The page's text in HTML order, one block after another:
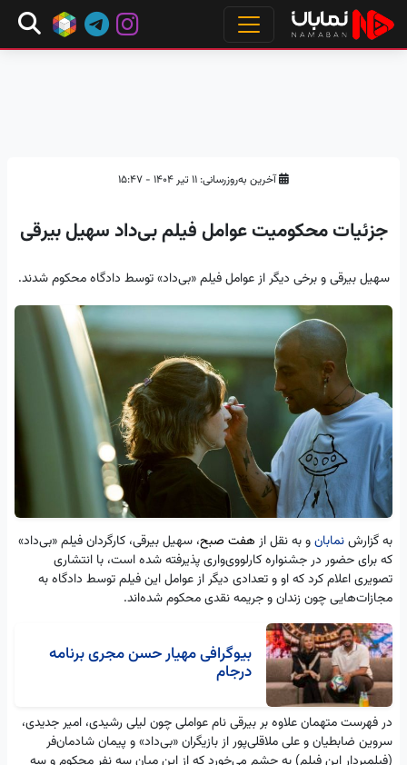
آخرین به‌روزرسانی: ۱۱ تیر ۱۴۰۴ - ۱۵:۴۷
جزئیات محکومیت عوامل فیلم بی‌داد سهیل بیرقی
سهیل بیرقی و برخی دیگر از عوامل فیلم «بی‌داد» توسط دادگاه محکوم شدند.
به گزارشنمابانو به نقل از هفت صبح، سهیل بیرقی، کارگردان فیلم «بی‌داد»
که برای حضور در جشنواره کارلو‌وی‌واری پذیرفته شده است، با انتشاری
تصویری اعلام کرد که او و تعدادی دیگر از عوامل این فیلم توسط دادگاه به
مجازات‌هایی چون زندان و جریمه نقدی محکوم شده‌اند.
بیوگرافی مهیار حسن مجری برنامه
درجام
در فهرست متهمان علاوه بر بیرقی نام عواملی چون لیلی رشیدی، امیر جدیدی،
سروین ضابطیان و علی ملاقلی‌پور از بازیگران «بی‌داد» و پیمان شادمان‌فر